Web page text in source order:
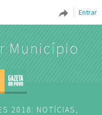
Entrar
Município
2018: NOTÍCIAS,